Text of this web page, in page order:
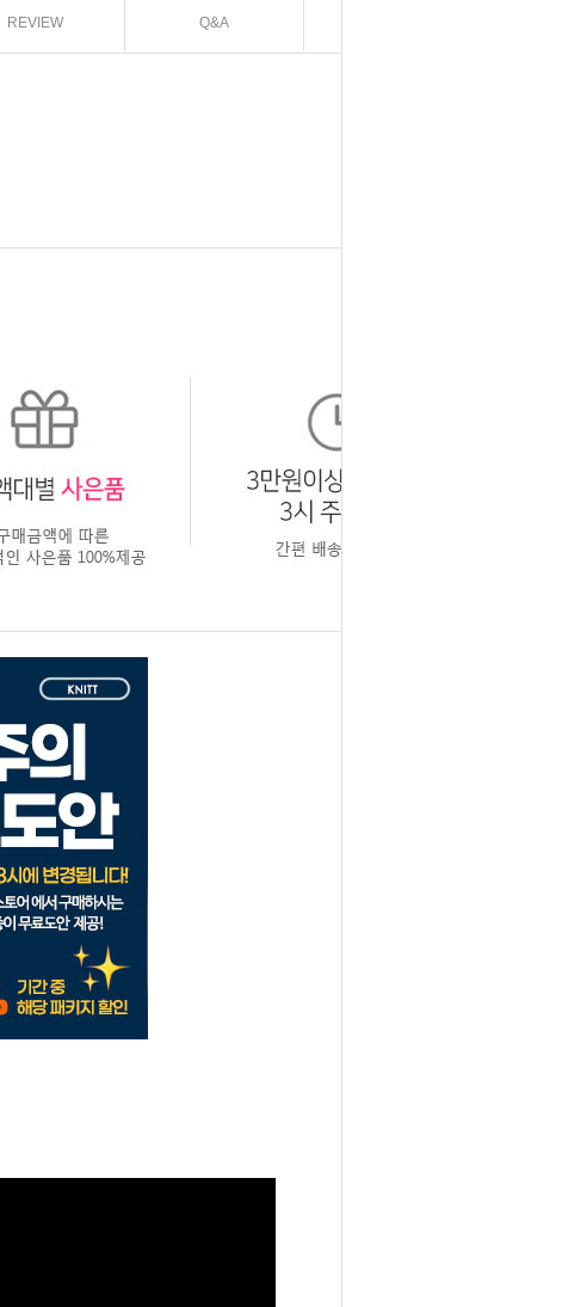
REVIEW Q&A